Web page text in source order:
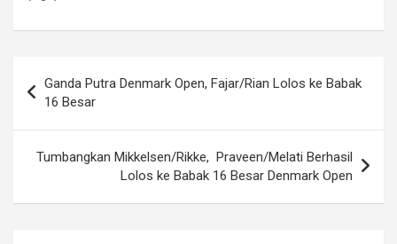
pos
Ganda Putra Denmark Open, Fajar/Rian Lolos ke Babak
16 Besar
Tumbangkan Mikkelsen/Rikke, Praveen/Melati Berhasil
Lolos ke Babak 16 Besar Denmark Open